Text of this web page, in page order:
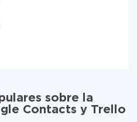
sobre la
Contacts y Trello